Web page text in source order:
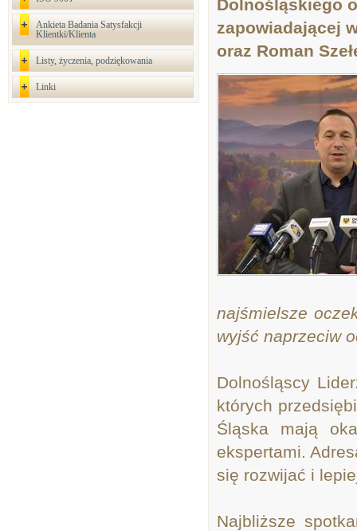
Ankieta Badania Satysfakcji
Klientki/Klienta
Listy, życzenia, podziękowania
Linki
Dolnośląskiego
zapowiadającej
oraz Roman
najśmielsze
wyjść naprzeciw
Dolnośląscy
których
Śląska mają
ekspertami.
się rozwijać i
Najbliższe